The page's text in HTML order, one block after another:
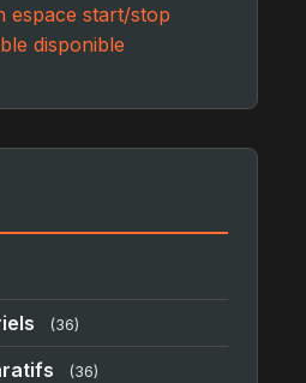
espace start/stop
disponible
(36)
(36)